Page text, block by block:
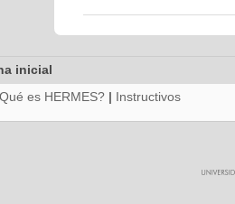
inicial
es HERMES? | Instructivos